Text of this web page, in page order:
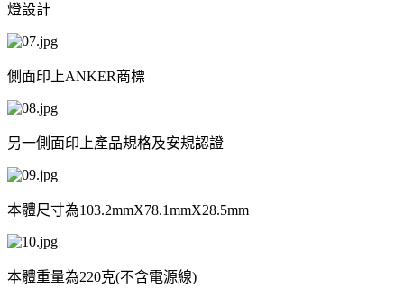
燈設計
側面印上ANKER商標
另一側面印上產品規格及安規認證
本體尺寸為103.2mmX78.1mmX28.5mm
本體重量為220克(不含電源線)